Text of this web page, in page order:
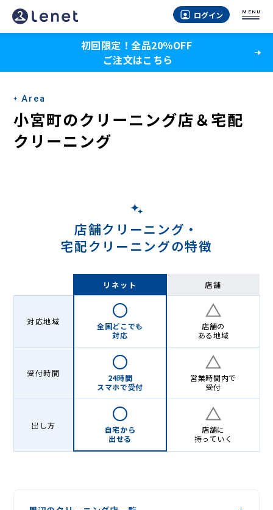
小
宮
の
宅
配
ク
Lenet〈リ
ログイン MENU
初回限定！全品20％OFF
ご注文はこちら
Area
小宮町のクリーニング店＆宅配
クリーニング
店舗クリーニング・
宅配クリーニングの特徴
リネット 店舗
対応地域
全国どこでも
対応
店舗の
ある地域
受付時間
24時間
スマホで受付
営業時間内で
受付
出し方
自宅から
出せる
店舗に
持っていく